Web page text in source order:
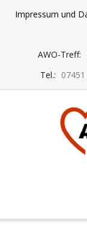
Impressum und
AWO-Treff:
Tel.: